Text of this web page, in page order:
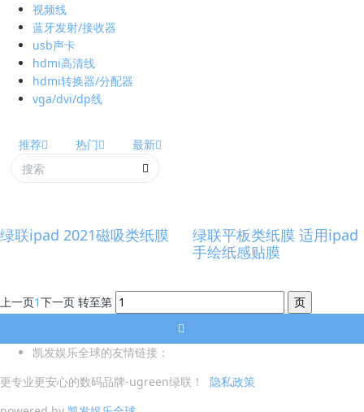
视频线
蓝牙发射/接收器
usb声卡
hdmi高清线
hdmi转换器/分配器
vga/dvi/dp线
推荐 热门 最新
绿联ipad 2021磁吸类纸膜
绿联平板类纸膜 适用ipad
手绘纸感贴膜
上一页1下一页 转至第
凯发娱乐全球的友情链接：
更专业更安心的数码品牌-ugreen绿联！ 隐私政策